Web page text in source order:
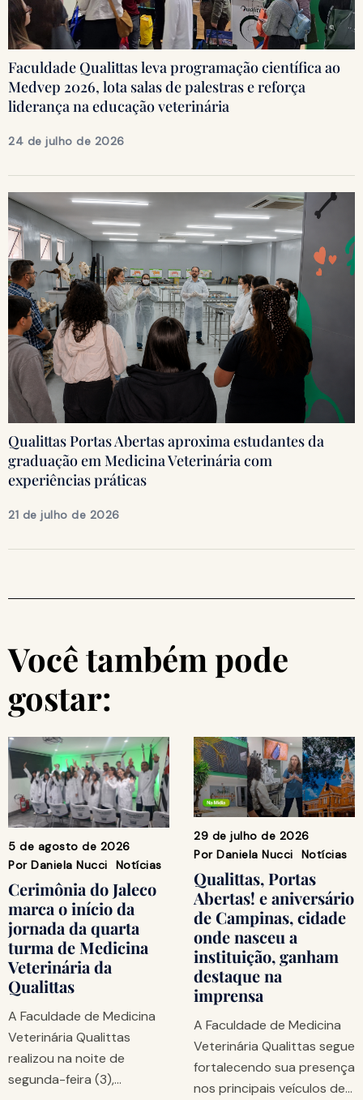
Faculdade Qualittas leva programação científica ao
Medvep 2026, lota salas de palestras e reforça
liderança na educação veterinária
24 de julho de 2026
Qualittas Portas Abertas aproxima estudantes da
graduação em Medicina Veterinária com
experiências práticas
21 de julho de 2026
Você também pode
gostar:
5 de agosto de 2026
Por Daniela Nucci Notícias
Cerimônia do Jaleco
marca o início da
jornada da quarta
turma de Medicina
Veterinária da
Qualittas
A Faculdade de Medicina
Veterinária Qualittas
realizou na noite de
segunda-feira (3),…
29 de julho de 2026
Por Daniela Nucci Notícias
Qualittas, Portas
Abertas! e aniversário
de Campinas, cidade
onde nasceu a
instituição, ganham
destaque na
imprensa
A Faculdade de Medicina
Veterinária Qualittas segue
fortalecendo sua presença
nos principais veículos de…